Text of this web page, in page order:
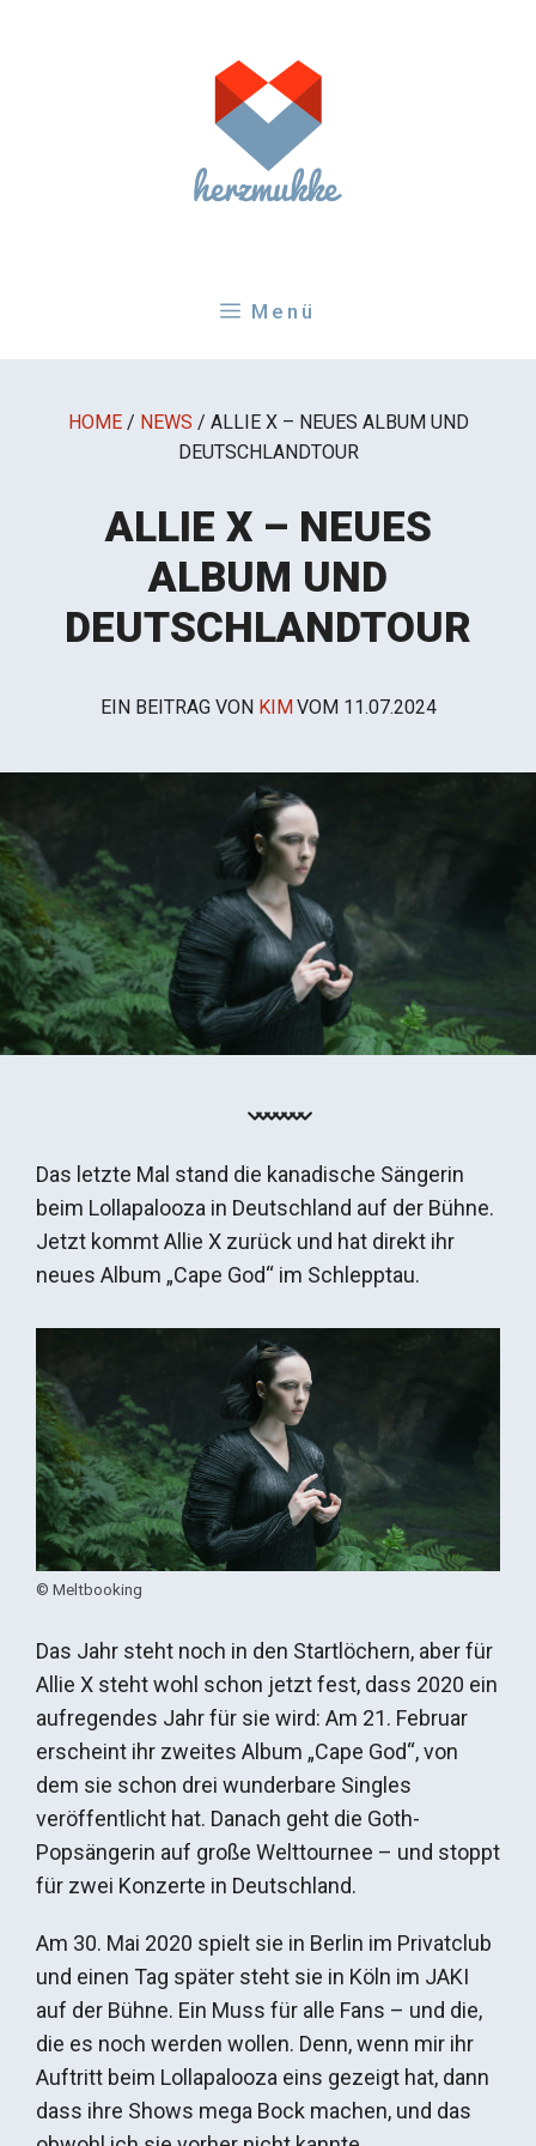
Menü
HOME / NEWS / ALLIE X – NEUES ALBUM UND
DEUTSCHLANDTOUR
ALLIE X – NEUES
ALBUM UND
DEUTSCHLANDTOUR
EIN BEITRAG VON KIMVOM 11.07.2024
Das letzte Mal stand die kanadische Sängerin
beim Lollapalooza in Deutschland auf der Bühne.
Jetzt kommt Allie X zurück und hat direkt ihr
neues Album „Cape God“ im Schlepptau.
© Meltbooking
Das Jahr steht noch in den Startlöchern, aber für
Allie X steht wohl schon jetzt fest, dass 2020 ein
aufregendes Jahr für sie wird: Am 21. Februar
erscheint ihr zweites Album „Cape God“, von
dem sie schon drei wunderbare Singles
veröffentlicht hat. Danach geht die Goth-
Popsängerin auf große Welttournee – und stoppt
für zwei Konzerte in Deutschland.
Am 30. Mai 2020 spielt sie in Berlin im Privatclub
und einen Tag später steht sie in Köln im JAKI
auf der Bühne. Ein Muss für alle Fans – und die,
die es noch werden wollen. Denn, wenn mir ihr
Auftritt beim Lollapalooza eins gezeigt hat, dann
dass ihre Shows mega Bock machen, und das